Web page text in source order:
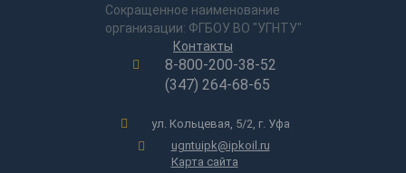
Сокращенное наименование
организации: ФГБОУ ВО "УГНТУ"
Контакты
8-800-200-38-52
(347) 264-68-65
ул. Кольцевая, 5/2, г. Уфа
ugntuipk@ipkoil.ru
Карта сайта